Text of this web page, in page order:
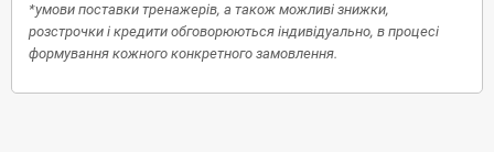
*умови поставки тренажерів, а також можливі знижки,
розстрочки і кредити обговорюються індивідуально, в процесі
формування кожного конкретного замовлення.